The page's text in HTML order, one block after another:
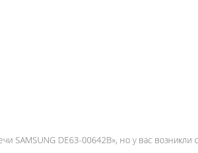
SAMSUNG DE63-00642B», но у вас